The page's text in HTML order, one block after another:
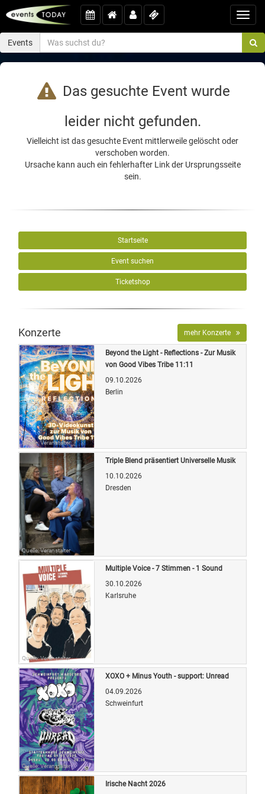
Events
Das gesuchte Event wurde
leider nicht gefunden.
Vielleicht ist das gesuchte Event mittlerweile gelöscht oder
verschoben worden.
Ursache kann auch ein fehlerhafter Link der Ursprungsseite
sein.
Startseite
Event suchen
Ticketshop
Konzerte mehr Konzerte
Quelle: Veranstalter
Beyond the Light - Reflections - Zur Musik
von Good Vibes Tribe 11:11
09.10.2026
Berlin
Quelle: Veranstalter
Triple Blend präsentiert Universelle Musik
10.10.2026
Dresden
Quelle: Veranstalter
Multiple Voice - 7 Stimmen - 1 Sound
30.10.2026
Karlsruhe
Quelle: Veranstalter
XOXO + Minus Youth - support: Unread
04.09.2026
Schweinfurt
Irische Nacht 2026